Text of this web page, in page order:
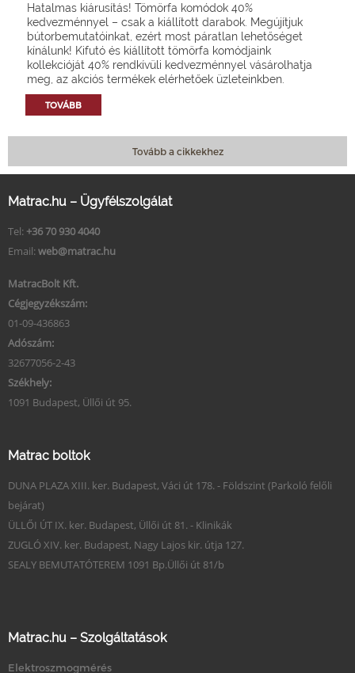
Hatalmas kiárusítás! Tömörfa komódok 40%
kedvezménnyel – csak a kiállított darabok. Megújítjuk
bútorbemutatóinkat, ezért most páratlan lehetőséget
kínálunk! Kifutó és kiállított tömörfa komódjaink
kollekcióját 40% rendkívüli kedvezménnyel vásárolhatja
meg, az akciós termékek elérhetőek üzleteinkben.
TOVÁBB
Tovább a cikkekhez
Matrac.hu – Ügyfélszolgálat
Tel: +36 70 930 4040
Email: web@matrac.hu
MatracBolt Kft.
Cégjegyzékszám:
01-09-436863
Adószám:
32677056-2-43
Székhely:
1091 Budapest, Üllői út 95.
Matrac boltok
DUNA PLAZA XIII. ker. Budapest, Váci út 178. - Földszint (Parkoló felőli
bejárat)
ÜLLŐI ÚT IX. ker. Budapest, Üllői út 81. - Klinikák
ZUGLÓ XIV. ker. Budapest, Nagy Lajos kir. útja 127.
SEALY BEMUTATÓTEREM 1091 Bp.Üllői út 81/b
Matrac.hu – Szolgáltatások
Elektroszmogmérés